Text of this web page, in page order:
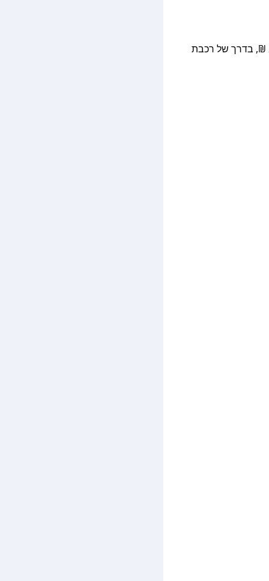
הדרך המהירה ביותר להגיע היא בטיסה + מונית / מיניבוס + מעבורת, שנמשכה סביב 7.3 שעות. האפשרות הזולה ביותר עלתה כ־26 ₪, בדרך של רכבת